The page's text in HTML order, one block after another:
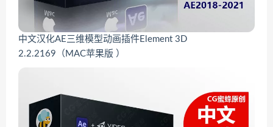
中文汉化AE三维模型动画插件Element 3D
2.2.2169（MAC苹果版 ）